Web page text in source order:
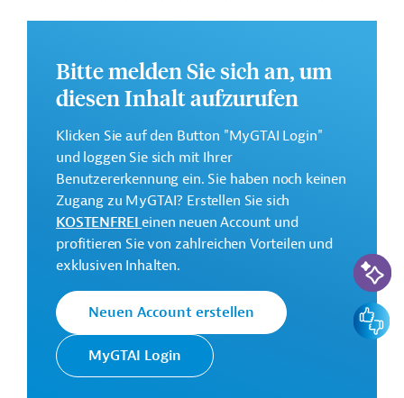
agropastoraler Gemeinschaften zur Anpassung an den
Die Durchführung des Projekts ist geplant von
November 2021 bis Juni 2027.
Weitere Informationen zu dem Entwicklungsprojekt
finden Sie auf der Webseite der AfDB
und im
Originaldokument, das zum Download bereitsteht.
Gesamtkosten:
140 Millionen US-Dollar
Geberbeitrag:
42,9 Millionen US-Dollar (FAD, Darlehen)
Kontaktadressen
Bitte melden Sie sich an, um
diesen Inhalt aufzurufen
Klicken Sie auf den Button "MyGTAI Login"
und loggen Sie sich mit Ihrer
Benutzererkennung ein. Sie haben noch keinen
Zugang zu MyGTAI? Erstellen Sie sich
KOSTENFREIeinen neuen Account und
profitieren Sie von zahlreichen Vorteilen und
exklusiven Inhalten.
Neuen Account erstellen
MyGTAI Login
KI-